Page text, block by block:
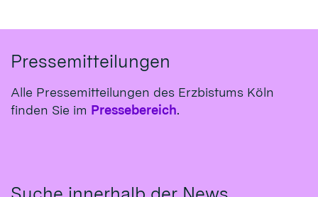
Pressemitteilungen
Alle Pressemitteilungen des Erzbistums Köln
finden Sie im Pressebereich.